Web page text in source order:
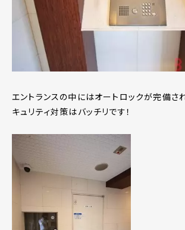
エントランスの中にはオートロックが完備さ
キュリティ対策はバッチリです！